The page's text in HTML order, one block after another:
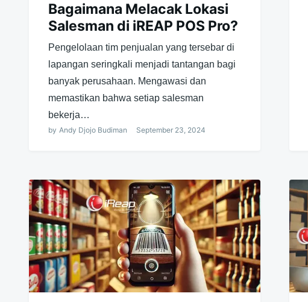
Bagaimana Melacak Lokasi
Salesman di iREAP POS Pro?
Pengelolaan tim penjualan yang tersebar di
lapangan seringkali menjadi tantangan bagi
banyak perusahaan. Mengawasi dan
memastikan bahwa setiap salesman
bekerja…
by Andy Djojo Budiman September 23, 2024